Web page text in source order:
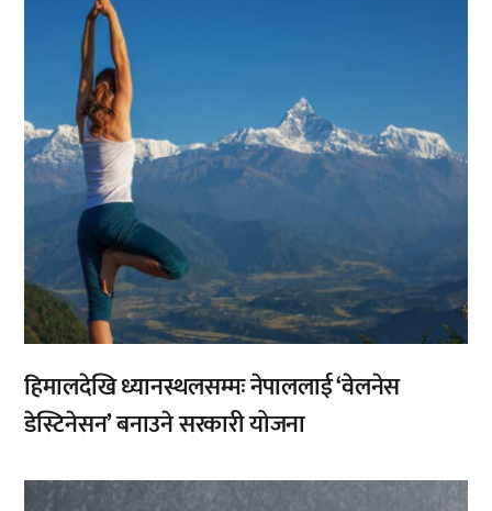
हिमालदेखि ध्यानस्थलसम्मः नेपाललाई ‘वेलनेस
डेस्टिनेसन’ बनाउने सरकारी योजना